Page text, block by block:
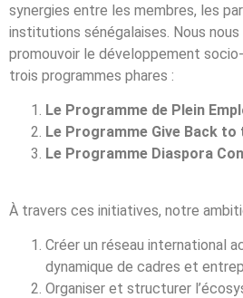
synergies entre les membres, les
institutions sénégalaises. Nous
promouvoir le développement
trois programmes phares :
Le Programme de Plein
Le Programme Give Back to
Le Programme Diaspora
À travers ces initiatives, notre
Créer un réseau international
dynamique de cadres et
Organiser et structurer